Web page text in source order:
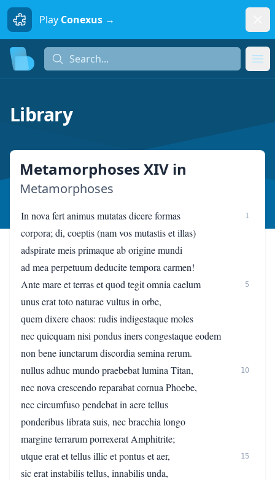
Play Conexus →
Search...
Library
Metamorphoses XIV in
Metamorphoses
In nova fert animus mutatas dicere formas 1
corpora; di, coeptis (nam vos mutastis et illas)
adspirate meis primaque ab origine mundi
ad mea perpetuum deducite tempora carmen!
Ante mare et terras et quod tegit omnia caelum
5
unus erat toto naturae vultus in orbe,
quem dixere chaos: rudis indigestaque moles
nec quicquam nisi pondus iners congestaque eodem
non bene iunctarum discordia semina rerum.
nullus adhuc mundo praebebat lumina Titan,
10
nec nova crescendo reparabat cornua Phoebe,
nec circumfuso pendebat in aere tellus
ponderibus librata suis, nec bracchia longo
margine terrarum porrexerat Amphitrite;
utque erat et tellus illic et pontus et aer,
15
sic erat instabilis tellus, innabilis unda,